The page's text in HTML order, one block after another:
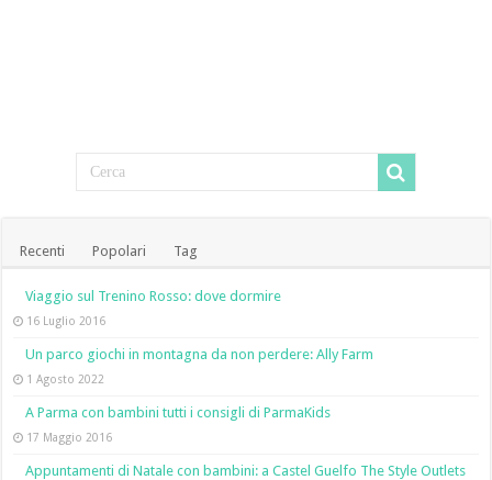
Recenti Popolari Tag
Viaggio sul Trenino Rosso: dove dormire
16 Luglio 2016
Un parco giochi in montagna da non perdere: Ally Farm
1 Agosto 2022
A Parma con bambini tutti i consigli di ParmaKids
17 Maggio 2016
Appuntamenti di Natale con bambini: a Castel Guelfo The Style Outlets